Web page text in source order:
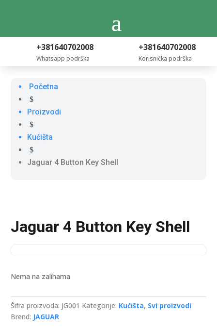
+381640702008
Whatsapp podrška
+381640702008
Korisnička podrška
Početna
$
Proizvodi
$
Kućišta
$
Jaguar 4 Button Key Shell
Jaguar 4 Button Key Shell
Nema na zalihama
Šifra proizvoda: JG001 Kategorije: Kućišta, Svi proizvodi
Brend: JAGUAR